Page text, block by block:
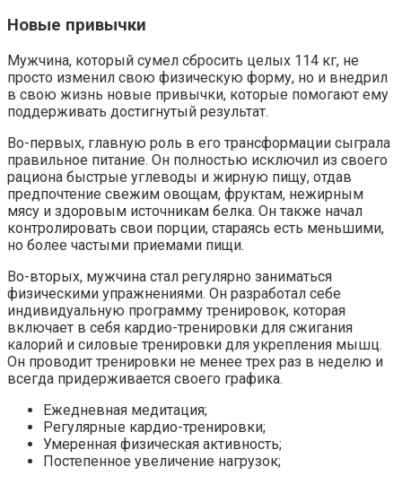
Новые привычки
Мужчина, который сумел сбросить целых 114 кг, не
просто изменил свою физическую форму, но и внедрил
в свою жизнь новые привычки, которые помогают ему
поддерживать достигнутый результат.
Во-первых, главную роль в его трансформации сыграла
правильное питание. Он полностью исключил из своего
рациона быстрые углеводы и жирную пищу, отдав
предпочтение свежим овощам, фруктам, нежирным
мясу и здоровым источникам белка. Он также начал
контролировать свои порции, стараясь есть меньшими,
но более частыми приемами пищи.
Во-вторых, мужчина стал регулярно заниматься
физическими упражнениями. Он разработал себе
индивидуальную программу тренировок, которая
включает в себя кардио-тренировки для сжигания
калорий и силовые тренировки для укрепления мышц.
Он проводит тренировки не менее трех раз в неделю и
всегда придерживается своего графика.
Ежедневная медитация;
Регулярные кардио-тренировки;
Умеренная физическая активность;
Постепенное увеличение нагрузок;